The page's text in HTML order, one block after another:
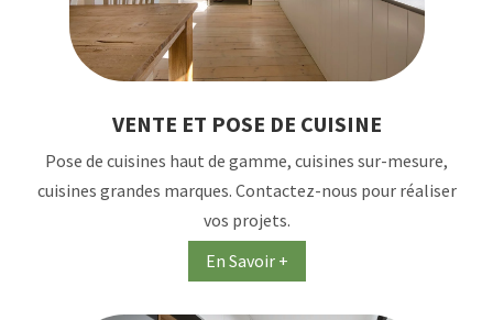
VENTE ET POSE DE CUISINE
Pose de cuisines haut de gamme, cuisines sur-mesure,
cuisines grandes marques. Contactez-nous pour réaliser
vos projets.
En Savoir +